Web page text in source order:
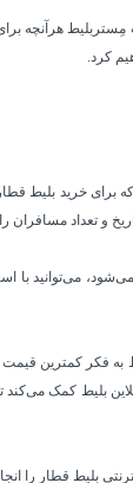
هرآنچه برای
کرد.
خرید بلیط
و تعداد
می‌توانید با
به فکر کمترین
بلیط کمک
بلیط قطار را